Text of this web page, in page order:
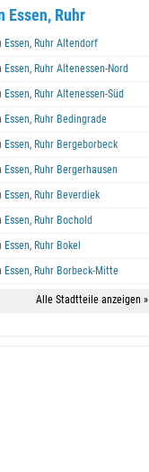
Ruhr
Essen, Ruhr Altendorf
Essen, Ruhr Altenessen-Nord
Essen, Ruhr Altenessen-Süd
Essen, Ruhr Bedingrade
Essen, Ruhr Bergeborbeck
Essen, Ruhr Bergerhausen
Essen, Ruhr Beverdiek
Essen, Ruhr Bochold
Essen, Ruhr Bokel
Essen, Ruhr Borbeck-Mitte
Alle Stadtteile anzeigen »